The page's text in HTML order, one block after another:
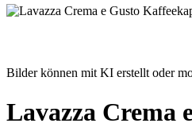
Bilder können mit KI erstellt oder
Lavazza Crema